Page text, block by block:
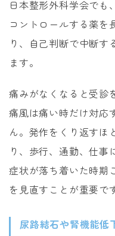
日本整形外科学会でも
コントロールする薬を
り、自己判断で中断す
ます。
痛みがなくなると受診
痛風は痛い時だけ対応
ん。発作をくり返すほ
り、歩行、通勤、仕事
症状が落ち着いた時期
を見直すことが重要で
尿路結石や腎機能低